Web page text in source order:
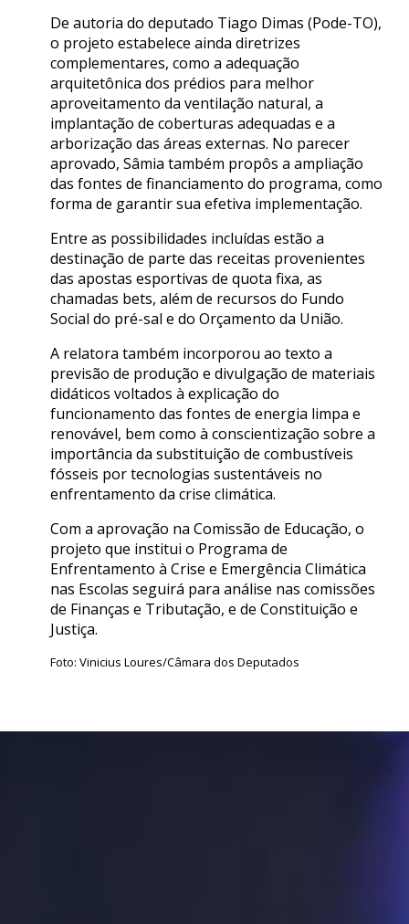
De autoria do deputado Tiago Dimas (Pode-TO),
o projeto estabelece ainda diretrizes
complementares, como a adequação
arquitetônica dos prédios para melhor
aproveitamento da ventilação natural, a
implantação de coberturas adequadas e a
arborização das áreas externas. No parecer
aprovado, Sâmia também propôs a ampliação
das fontes de financiamento do programa, como
forma de garantir sua efetiva implementação.
Entre as possibilidades incluídas estão a
destinação de parte das receitas provenientes
das apostas esportivas de quota fixa, as
chamadas bets, além de recursos do Fundo
Social do pré-sal e do Orçamento da União.
A relatora também incorporou ao texto a
previsão de produção e divulgação de materiais
didáticos voltados à explicação do
funcionamento das fontes de energia limpa e
renovável, bem como à conscientização sobre a
importância da substituição de combustíveis
fósseis por tecnologias sustentáveis no
enfrentamento da crise climática.
Com a aprovação na Comissão de Educação, o
projeto que institui o Programa de
Enfrentamento à Crise e Emergência Climática
nas Escolas seguirá para análise nas comissões
de Finanças e Tributação, e de Constituição e
Justiça.
Foto: Vinicius Loures/Câmara dos Deputados